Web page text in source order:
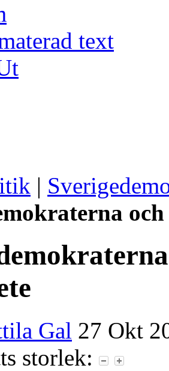
text
|
Gal 27 Okt
storlek: